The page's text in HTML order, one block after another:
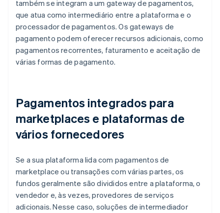
também se integram a um gateway de pagamentos,
que atua como intermediário entre a plataforma e o
processador de pagamentos. Os gateways de
pagamento podem oferecer recursos adicionais, como
pagamentos recorrentes, faturamento e aceitação de
várias formas de pagamento.
Pagamentos integrados para
marketplaces e plataformas de
vários fornecedores
Se a sua plataforma lida com pagamentos de
marketplace ou transações com várias partes, os
fundos geralmente são divididos entre a plataforma, o
vendedor e, às vezes, provedores de serviços
adicionais. Nesse caso, soluções de intermediador